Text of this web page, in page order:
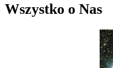
Wszystko o Nas